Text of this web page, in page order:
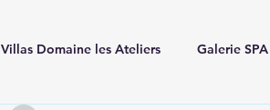
Villas Domaine les Ateliers Galerie SPA